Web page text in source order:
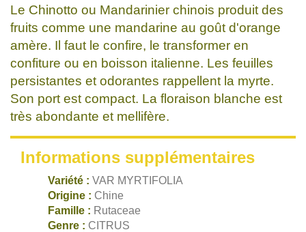
Le Chinotto ou Mandarinier chinois produit des
fruits comme une mandarine au goût d'orange
amère. Il faut le confire, le transformer en
confiture ou en boisson italienne. Les feuilles
persistantes et odorantes rappellent la myrte.
Son port est compact. La floraison blanche est
très abondante et mellifère.
Informations supplémentaires
Variété : VAR MYRTIFOLIA
Origine : Chine
Famille : Rutaceae
Genre : CITRUS